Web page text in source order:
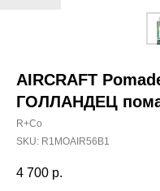
AIRCRAFT
ГОЛЛАНДЕЦ
R+Co
SKU: R1MOAIR56B1
4 700 р.